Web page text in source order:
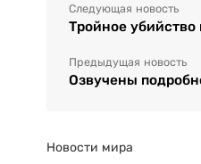
Следующая новость
Тройное
Предыдущая новость
Озвучены
Новости мира